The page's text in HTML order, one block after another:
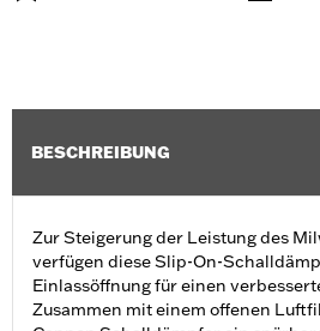
BESCHREIBUNG
Zur Steigerung der Leistung des
verfügen diese Slip-On-
Einlassöffnung für einen
Zusammen mit einem offenen